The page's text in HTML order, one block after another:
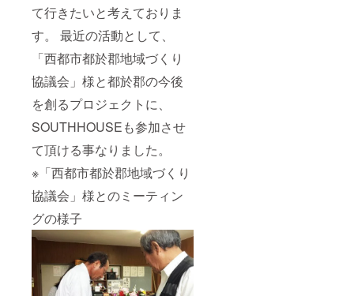
て行きたいと考えておりま
す。 最近の活動として、
「西都市都於郡地域づくり
協議会」様と都於郡の今後
を創るプロジェクトに、
SOUTHHOUSEも参加させ
て頂ける事なりました。
※「西都市都於郡地域づくり
協議会」様とのミーティン
グの様子